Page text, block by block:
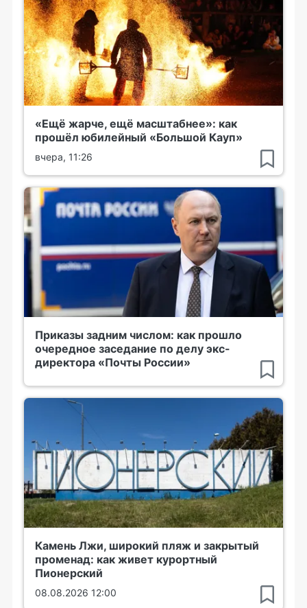
«Ещё жарче, ещё масштабнее»: как
прошёл юбилейный «Большой Кауп»
вчера, 11:26
Приказы задним числом: как прошло
очередное заседание по делу экс-
директора «Почты России»
Камень Лжи, широкий пляж и закрытый
променад: как живет курортный
Пионерский
08.08.2026 12:00